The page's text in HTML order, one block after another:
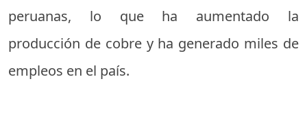
peruanas, lo que ha aumentado la
producción de cobre y ha generado miles de
empleos en el país.